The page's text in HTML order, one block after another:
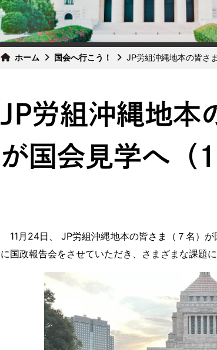
ホーム 国会へ行こう！ JP労組沖縄地本の皆さ
JP労組沖縄地本
が国会見学へ（
11月24日、 JP労組沖縄地本の皆さま（７名）
に国政報告会をさせていただき、さまざまな課題